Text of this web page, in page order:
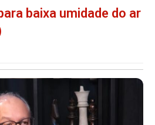
baixa umidade do ar